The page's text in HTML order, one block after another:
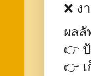
❌
ผลลั
👉
👉